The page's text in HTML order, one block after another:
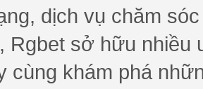
dịch vụ chăm
Rgbet sở hữu nhiều
cùng khám phá